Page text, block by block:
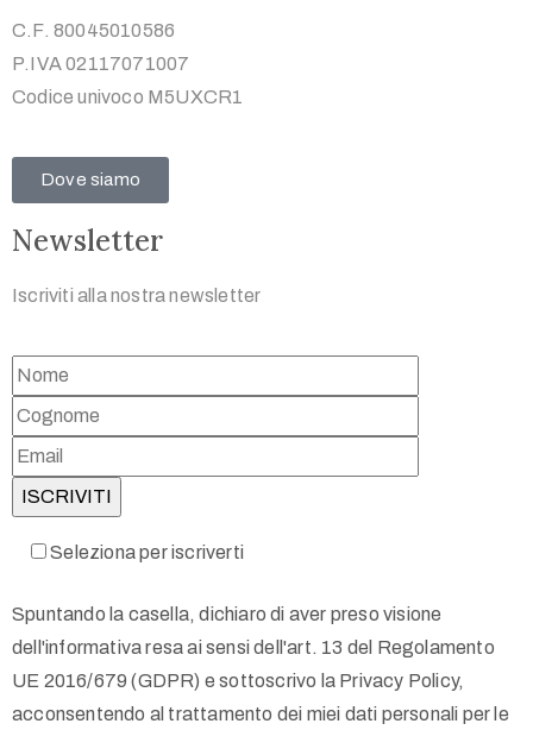
C.F. 80045010586
P.IVA 02117071007
Codice univoco M5UXCR1
Dove siamo
Newsletter
Iscriviti alla nostra newsletter
Seleziona per iscriverti
Spuntando la casella, dichiaro di aver preso visione
dell'informativa resa ai sensi dell'art. 13 del Regolamento
UE 2016/679 (GDPR) e sottoscrivo la Privacy Policy,
acconsentendo al trattamento dei miei dati personali per le